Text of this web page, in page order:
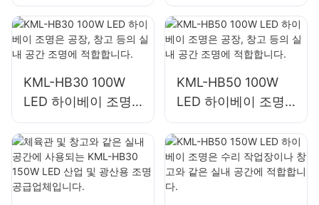
광고판 및 대형 간판
조명에 적합합니다.
은 공장, 창고 등의
실내 공간 조명에 적
합합니다.
KML-HB30 100W
LED 하이베이 조명
은 공장, 창고 등의
실내 공간 조명에 적
합합니다.
KML-HB50 100W
LED 하이베이 조명
은 공장, 창고 등의
실내 공간 조명에 적
합합니다.